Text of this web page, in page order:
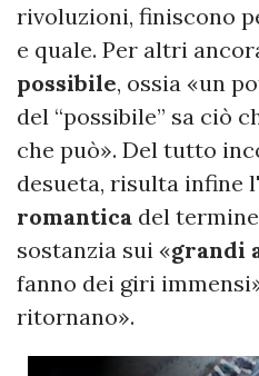
rivoluzioni, finiscono
e quale. Per altri
possibile, ossia «un
del “possibile” sa ciò
che può». Del tutto
desueta, risulta infine l'
romantica del
sostanzia sui «grandi
fanno dei giri
ritornano».